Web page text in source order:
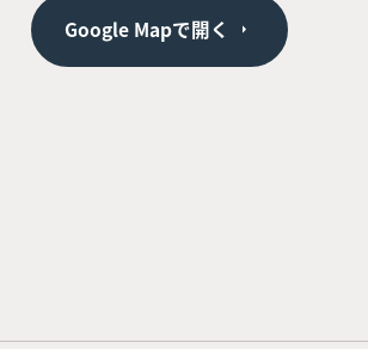
Google Mapで開く